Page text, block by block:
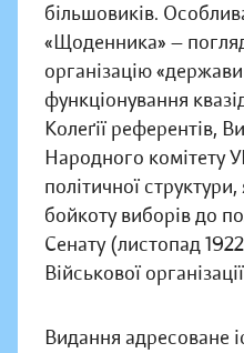
більшовиків.
«Щоденника» —
організацію
функціонування
Колеґії референтів,
Народного комітету
політичної
бойкоту виборів до
Сенату (листопад
Військової
Видання адресоване